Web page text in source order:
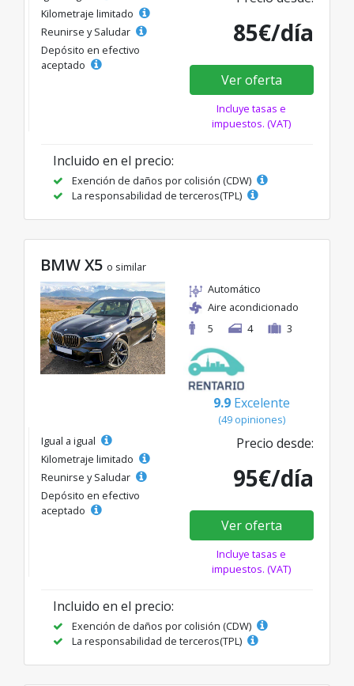
Kilometraje limitado
Reunirse y Saludar
Depósito en efectivo
aceptado
85€/día
Ver oferta
Incluye tasas e
impuestos. (VAT)
Incluido en el precio:
Exención de daños por colisión (CDW)
La responsabilidad de terceros(TPL)
BMW X5 o similar
Automático
Aire acondicionado
5
4 3
9.9 Excelente
(49 opiniones)
Igual a igual
Kilometraje limitado
Reunirse y Saludar
Depósito en efectivo
aceptado
Precio desde:
95€/día
Ver oferta
Incluye tasas e
impuestos. (VAT)
Incluido en el precio:
Exención de daños por colisión (CDW)
La responsabilidad de terceros(TPL)